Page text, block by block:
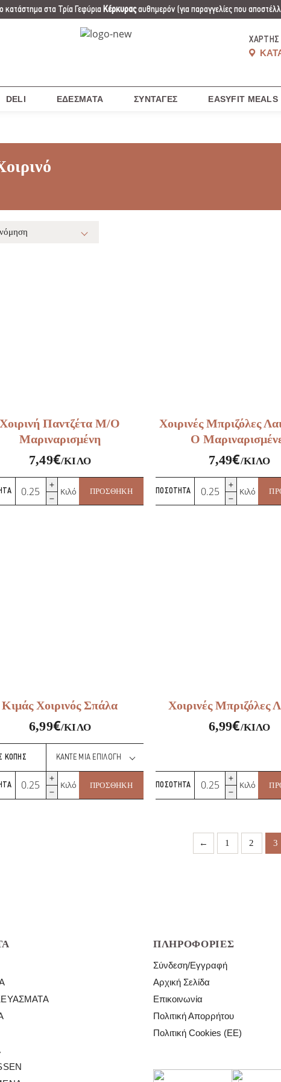
κατάστημα στα Τρία Γεφύρια Κέρκυραςαυθημερόν (για παραγγελίες που
ΧΆΡΤΗΣ
DELI ΕΔΈΣΜΑΤΑ ΣΥΝΤΑΓΈΣ EASYFIT MEALS
Χοιρινή Παντζέτα Μ/Ο
Μαριναρισμένη
7,49€/ΚΙΛΌ
Χοιρινή
Παντζέτα
Κιλό ΠΡΟΣΘΉΚΗ
Χοιρινές Μπριζόλες
Ο
7,49€/ΚΙΛΌ
ΠΟΣΌΤΗΤΑ
Χοιρινές
ΜπριζόλεςΚιλό
Κιμάς Χοιρινός Σπάλα
6,99€/ΚΙΛΌ
ΚΟΠΉΣ
Χοιρινός
Κιλό ΠΡΟΣΘΉΚΗ
Χοιρινές Μπριζόλες
6,99€/ΚΙΛΌ
ΠΟΣΌΤΗΤΑ
Χοιρινές
ΜπριζόλεςΚιλό
← 1 2 3
ΠΛΗΡΟΦΟΡΊΕΣ
Σύνδεση/Εγγραφή
Αρχική Σελίδα
Επικοινωνία
Πολιτική Απορρήτου
Πολιτική Cookies (ΕΕ)